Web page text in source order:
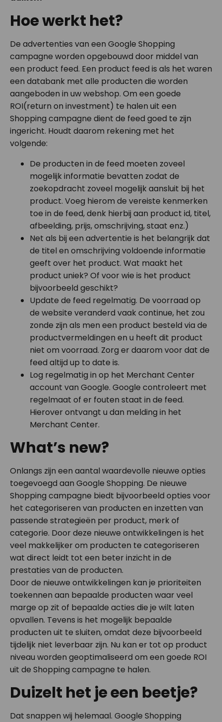
Hoe werkt het?
De advertenties van een Google Shopping
campagne worden opgebouwd door middel van
een product feed. Een product feed is als het waren
een databank met alle producten die worden
aangeboden in uw webshop. Om een goede
ROI(return on investment) te halen uit een
Shopping campagne dient de feed goed te zijn
ingericht. Houdt daarom rekening met het
volgende:
De producten in de feed moeten zoveel
mogelijk informatie bevatten zodat de
zoekopdracht zoveel mogelijk aansluit bij het
product. Voeg hierom de vereiste kenmerken
toe in de feed, denk hierbij aan product id, titel,
afbeelding, prijs, omschrijving, staat enz.)
Net als bij een advertentie is het belangrijk dat
de titel en omschrijving voldoende informatie
geeft over het product. Wat maakt het
product uniek? Of voor wie is het product
bijvoorbeeld geschikt?
Update de feed regelmatig. De voorraad op
de website veranderd vaak continue, het zou
zonde zijn als men een product besteld via de
productvermeldingen en u heeft dit product
niet om voorraad. Zorg er daarom voor dat de
feed altijd up to date is.
Log regelmatig in op het Merchant Center
account van Google. Google controleert met
regelmaat of er fouten staat in de feed.
Hierover ontvangt u dan melding in het
Merchant Center.
What’s new?
Onlangs zijn een aantal waardevolle nieuwe opties
toegevoegd aan Google Shopping. De nieuwe
Shopping campagne biedt bijvoorbeeld opties voor
het categoriseren van producten en inzetten van
passende strategieën per product, merk of
categorie. Door deze nieuwe ontwikkelingen is het
veel makkelijker om producten te categoriseren
wat direct leidt tot een beter inzicht in de
prestaties van de producten.
Door de nieuwe ontwikkelingen kan je prioriteiten
toekennen aan bepaalde producten waar veel
marge op zit of bepaalde acties die je wilt laten
opvallen. Tevens is het mogelijk bepaalde
producten uit te sluiten, omdat deze bijvoorbeeld
tijdelijk niet leverbaar zijn. Nu kan er tot op product
niveau worden geoptimaliseerd om een goede ROI
uit de Shopping campagne te halen.
Duizelt het je een beetje?
Dat snappen wij helemaal. Google Shopping